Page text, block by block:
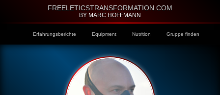
FREELETICSTRANSFORMATION.COM
BY MARC HOFFMANN
Erfahrungsberichte Equipment Nutrition Gruppe finden